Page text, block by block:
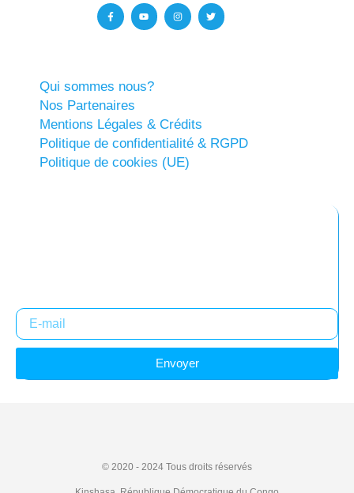
Qui sommes nous?
Nos Partenaires
Mentions Légales & Crédits
Politique de confidentialité & RGPD
Politique de cookies (UE)
Envoyer
© 2020 - 2024 Tous droits réservés